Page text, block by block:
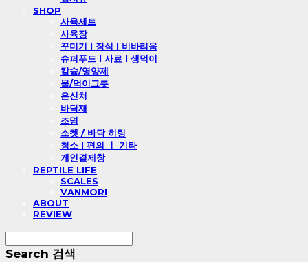
SHOP
사육세트
사육장
꾸미기 l 장식 l 비바리움
슈퍼푸드 l 사료 l 생먹이
칼슘/영양제
물/먹이그릇
은신처
바닥재
조명
소켓 / 바닥 히팅
청소 l 편의 ㅣ 기타
개인결제창
REPTILE LIFE
SCALES
VANMORI
ABOUT
REVIEW
Search 검색